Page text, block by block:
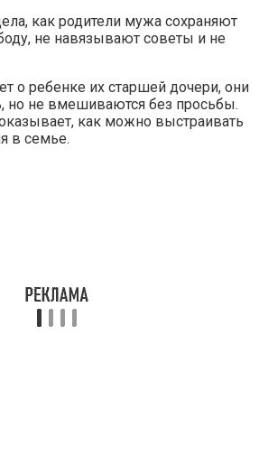
как родители мужа сохраняют
не навязывают советы и не
о ребенке их старшей дочери, они
но не вмешиваются без просьбы.
как можно выстраивать
в семье.